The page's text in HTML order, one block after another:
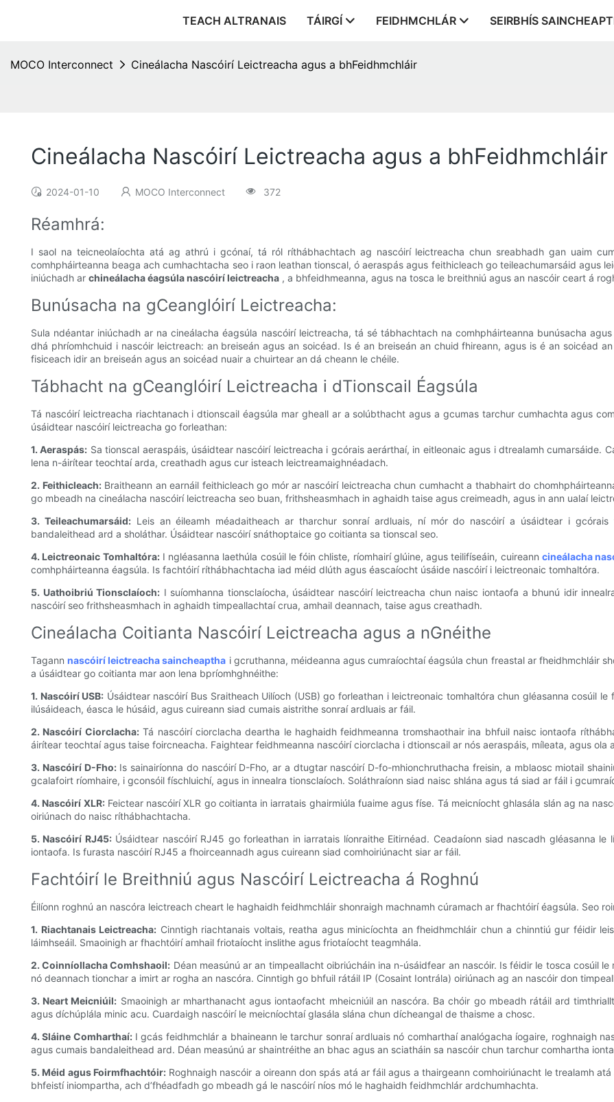
TEACH ALTRANAIS TÁIRGÍ FEIDHMCHLÁR SEIRBHÍS
MOCO Interconnect Cineálacha Nascóirí Leictreacha agus a bhFeidhmchláir
Cineálacha Nascóirí Leictreacha agus a bhFeidhmchláir
2024-01-10 MOCO Interconnect 372
Réamhrá:
I saol na teicneolaíochta atá ag athrú i gcónaí, tá ról ríthábhachtach ag nascóirí leictreacha chun sreabhadh gan uaim
comhpháirteanna beaga ach cumhachtacha seo i raon leathan tionscal, ó aeraspás agus feithicleach go teileachumarsáid agus
iniúchadh ar chineálacha éagsúla nascóirí leictreacha , a bhfeidhmeanna, agus na tosca le breithniú agus an nascóir ceart á
Bunúsacha na gCeanglóirí Leictreacha:
Sula ndéantar iniúchadh ar na cineálacha éagsúla nascóirí leictreacha, tá sé tábhachtach na comhpháirteanna bunúsacha
dhá phríomhchuid i nascóir leictreach: an breiseán agus an soicéad. Is é an breiseán an chuid fhireann, agus is é an soicéad
fisiceach idir an breiseán agus an soicéad nuair a chuirtear an dá cheann le chéile.
Tábhacht na gCeanglóirí Leictreacha i dTionscail Éagsúla
Tá nascóirí leictreacha riachtanach i dtionscail éagsúla mar gheall ar a solúbthacht agus a gcumas tarchur cumhachta agus
úsáidtear nascóirí leictreacha go forleathan:
1. Aeraspás: Sa tionscal aeraspáis, úsáidtear nascóirí leictreacha i gcórais aerárthaí, in eitleonaic agus i dtrealamh cumarsáide.
lena n-áirítear teochtaí arda, creathadh agus cur isteach leictreamaighnéadach.
2. Feithicleach:Braitheann an earnáil feithicleach go mór ar nascóirí leictreacha chun cumhacht a thabhairt do
go mbeadh na cineálacha nascóirí leictreacha seo buan, frithsheasmhach in aghaidh taise agus creimeadh, agus in ann ualaí
3. Teileachumarsáid:Leis an éileamh méadaitheach ar tharchur sonraí ardluais, ní mór do nascóirí a úsáidtear i gcórais
bandaleithead ard a sholáthar. Úsáidtear nascóirí snáthoptaice go coitianta sa tionscal seo.
4. Leictreonaic Tomhaltóra:I ngléasanna laethúla cosúil le fóin chliste, ríomhairí glúine, agus teilifíseáin, cuireann cineálacha
comhpháirteanna éagsúla. Is fachtóirí ríthábhachtacha iad méid dlúth agus éascaíocht úsáide nascóirí i leictreonaic tomhaltóra.
5. Uathoibriú Tionsclaíoch: I suíomhanna tionsclaíocha, úsáidtear nascóirí leictreacha chun naisc iontaofa a bhunú idir
nascóirí seo frithsheasmhach in aghaidh timpeallachtaí crua, amhail deannach, taise agus creathadh.
Cineálacha Coitianta Nascóirí Leictreacha agus a nGnéithe
Tagannnascóirí leictreacha saincheaptha i gcruthanna, méideanna agus cumraíochtaí éagsúla chun freastal ar fheidhmchláir
a úsáidtear go coitianta mar aon lena bpríomhghnéithe:
1. Nascóirí USB: Úsáidtear nascóirí Bus Sraitheach Uilíoch (USB) go forleathan i leictreonaic tomhaltóra chun gléasanna cosúil
ilúsáideach, éasca le húsáid, agus cuireann siad cumais aistrithe sonraí ardluais ar fáil.
2. Nascóirí Ciorclacha:Tá nascóirí ciorclacha deartha le haghaidh feidhmeanna tromshaothair ina bhfuil naisc iontaofa
áirítear teochtaí agus taise foircneacha. Faightear feidhmeanna nascóirí ciorclacha i dtionscail ar nós aeraspáis, míleata, agus ola
3. Nascóirí D-Fho:Is sainairíonna do nascóirí D-Fho, ar a dtugtar nascóirí D-fo-mhionchruthacha freisin, a mblaosc miotail
gcalafoirt ríomhaire, i gconsóil físchluichí, agus in innealra tionsclaíoch. Soláthraíonn siad naisc shlána agus tá siad ar fáil i
4. Nascóirí XLR:Feictear nascóirí XLR go coitianta in iarratais ghairmiúla fuaime agus físe. Tá meicníocht ghlasála slán ag na
oiriúnach do naisc ríthábhachtacha.
5. Nascóirí RJ45:Úsáidtear nascóirí RJ45 go forleathan in iarratais líonraithe Eitirnéad. Ceadaíonn siad nascadh gléasanna
iontaofa. Is furasta nascóirí RJ45 a fhoirceannadh agus cuireann siad comhoiriúnacht siar ar fáil.
Fachtóirí le Breithniú agus Nascóirí Leictreacha á Roghnú
Éilíonn roghnú an nascóra leictreach cheart le haghaidh feidhmchláir shonraigh machnamh cúramach ar fhachtóirí éagsúla. Seo
1. Riachtanais Leictreacha: Cinntigh riachtanais voltais, reatha agus minicíochta an fheidhmchláir chun a chinntiú gur féidir
láimhseáil. Smaoinigh ar fhachtóirí amhail friotaíocht inslithe agus friotaíocht teagmhála.
2. Coinníollacha Comhshaoil: Déan measúnú ar an timpeallacht oibriúcháin ina n-úsáidfear an nascóir. Is féidir le tosca cosúil
nó deannach tionchar a imirt ar rogha an nascóra. Cinntigh go bhfuil rátáil IP (Cosaint Iontrála) oiriúnach ag an nascóir don
3. Neart Meicniúil: Smaoinigh ar mharthanacht agus iontaofacht mheicniúil an nascóra. Ba chóir go mbeadh rátáil ard
agus díchúplála minic acu. Cuardaigh nascóirí le meicníochtaí glasála slána chun dícheangal de thaisme a chosc.
4. Sláine Comharthaí:I gcás feidhmchlár a bhaineann le tarchur sonraí ardluais nó comharthaí analógacha íogaire, roghnaigh
agus cumais bandaleithead ard. Déan measúnú ar shaintréithe an bhac agus an sciatháin sa nascóir chun tarchur comhartha
5. Méid agus Foirmfhachtóir:Roghnaigh nascóir a oireann don spás atá ar fáil agus a thairgeann comhoiriúnacht le trealamh
bhfeistí iniompartha, ach d’fhéadfadh go mbeadh gá le nascóirí níos mó le haghaidh feidhmchlár ardchumhachta.